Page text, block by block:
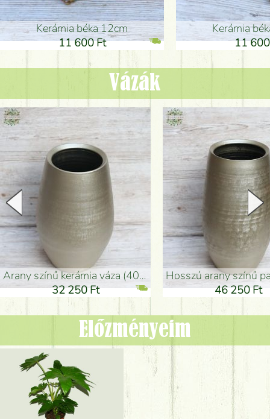
Kerámia béka 12cm
11 600 Ft
Kerámia
11
Vázák
arany színű kerámia váza (40x26cm)
32 250 Ft
hosszú arany színű
46 250 Ft
Előzményeim